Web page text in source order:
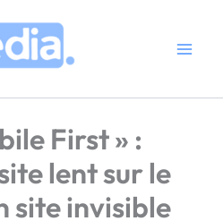
First » :
lent sur le
site invisible